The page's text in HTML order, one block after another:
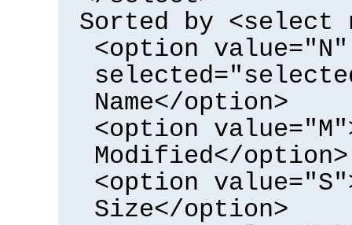
Sorted by <select
<option value="N"
Name</option>
<option
Modified</option>
<option
Size</option>